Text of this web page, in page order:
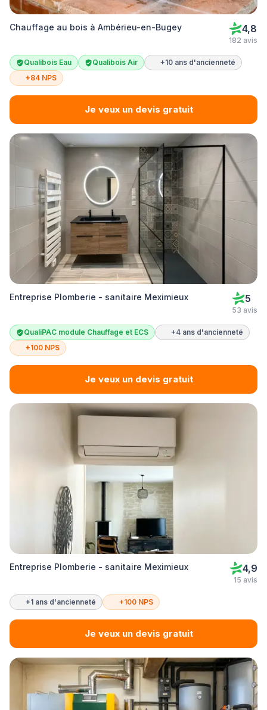
Chauffage au bois à Ambérieu-en-Bugey 4,8
182 avis
Qualibois Eau Qualibois Air
+10 ans d'ancienneté
+84 NPS
Je veux un devis gratuit
Entreprise Plomberie - sanitaire Meximieux 5
53 avis
QualiPAC module Chauffage et ECS
+4 ans d'ancienneté
+100 NPS
Je veux un devis gratuit
Entreprise Plomberie - sanitaire Meximieux 4,9
15 avis
+1 ans d'ancienneté +100 NPS
Je veux un devis gratuit